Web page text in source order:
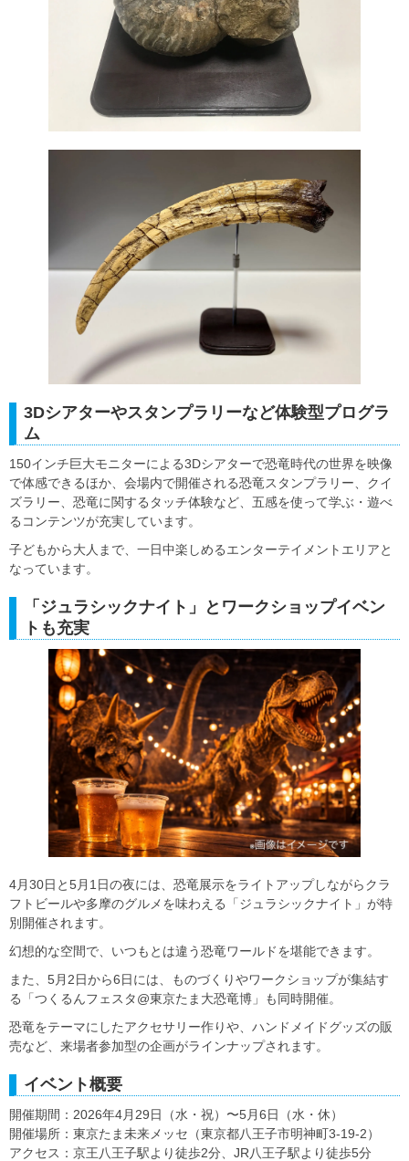
3Dシアターやスタンプラリーなど体験型プログラ
ム
150インチ巨大モニターによる3Dシアターで恐竜時代の世界を映像
で体感できるほか、会場内で開催される恐竜スタンプラリー、クイ
ズラリー、恐竜に関するタッチ体験など、五感を使って学ぶ・遊べ
るコンテンツが充実しています。
子どもから大人まで、一日中楽しめるエンターテイメントエリアと
なっています。
「ジュラシックナイト」とワークショップイベン
トも充実
4月30日と5月1日の夜には、恐竜展示をライトアップしながらクラ
フトビールや多摩のグルメを味わえる「ジュラシックナイト」が特
別開催されます。
幻想的な空間で、いつもとは違う恐竜ワールドを堪能できます。
また、5月2日から6日には、ものづくりやワークショップが集結す
る「つくるんフェスタ@東京たま大恐竜博」も同時開催。
恐竜をテーマにしたアクセサリー作りや、ハンドメイドグッズの販
売など、来場者参加型の企画がラインナップされます。
イベント概要
開催期間：2026年4月29日（水・祝）〜5月6日（水・休）
開催場所：東京たま未来メッセ（東京都八王子市明神町3-19-2）
アクセス：京王八王子駅より徒歩2分、JR八王子駅より徒歩5分